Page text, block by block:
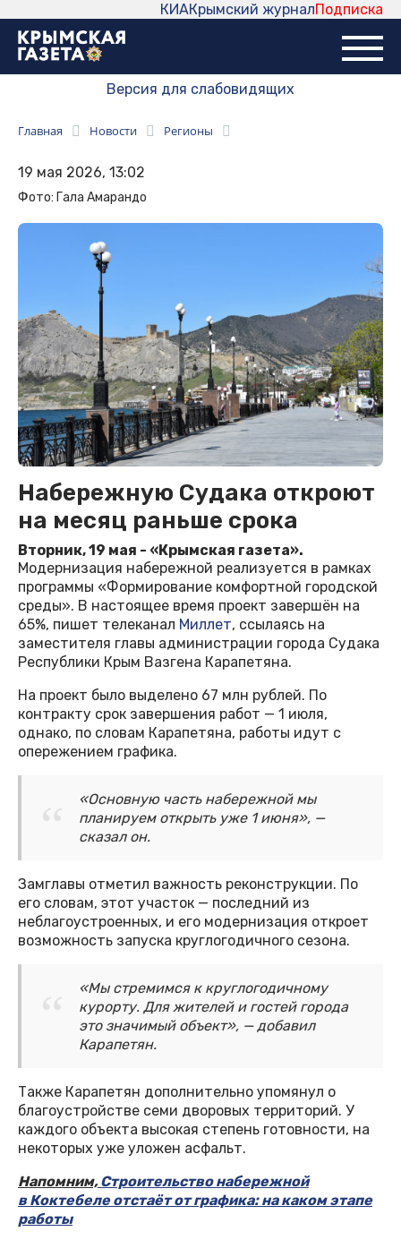
Подписка
Крымский журнал
КИА
Версия для слабовидящих
Главная Новости Регионы
19 мая 2026, 13:02
Фото: Гала Амарандо
Набережную Судака откроют
на месяц раньше срока
Вторник, 19 мая - «Крымская газета».
Модернизация набережной реализуется в рамках
программы «Формирование комфортной городской
среды». В настоящее время проект завершён на
65%, пишет телеканал Миллет, ссылаясь на
заместителя главы администрации города Судака
Республики Крым Вазгена Карапетяна.
На проект было выделено 67 млн рублей. По
контракту срок завершения работ — 1 июля,
однако, по словам Карапетяна, работы идут с
опережением графика.
«Основную часть набережной мы
планируем открыть уже 1 июня», —
сказал он.
Замглавы отметил важность реконструкции. По
его словам, этот участок — последний из
неблагоустроенных, и его модернизация откроет
возможность запуска круглогодичного сезона.
«Мы стремимся к круглогодичному
курорту. Для жителей и гостей города
это значимый объект», — добавил
Карапетян.
Также Карапетян дополнительно упомянул о
благоустройстве семи дворовых территорий. У
каждого объекта высокая степень готовности, на
некоторых уже уложен асфальт.
Напомним,Строительство набережной
в Коктебеле отстаёт от графика: на каком этапе
работы